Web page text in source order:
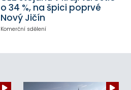
o 34 %, na špici poprvé
Nový Jičín
Komerční sdělení